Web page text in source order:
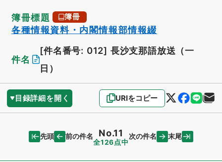
簿冊標題 簿冊
各種情報資料・内閣情報部情報綴
件名
[件名番号: 012] 長沙支那語放送（一
日）
目録詳細を開く URIをコピー
先頭 前の件名 No.11
全126点中
次の件名 末尾